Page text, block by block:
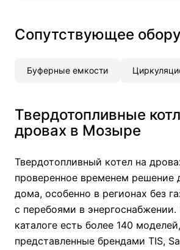
Сопутствующее
Буферные емкости
Твердотопливные
дровах в Мозыре
Твердотопливный котел на
проверенное временем решение
дома, особенно в регионах без
с перебоями в
каталоге есть более 140 моделей,
представленные брендами TIS,